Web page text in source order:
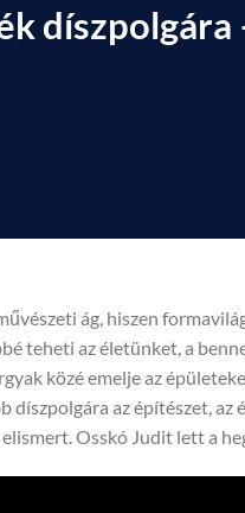
ág, hiszen
teheti az életünket, a
közé emelje az
díszpolgára az építészet,
Osskó Judit lett a